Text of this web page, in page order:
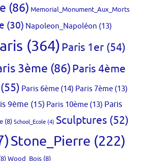
(86) Memorial_Monument_Aux_Morts
(30) Napoleon_Napoléon (13)
(364)Paris 1er (54)
3ème (86)Paris 4ème
(55) Paris 6ème (14) Paris 7ème (13)
9ème (15) Paris 10ème (13) Paris
(8) School_Ecole (4) Sculptures (52)
Stone_Pierre (222)
Wood_Bois (8)